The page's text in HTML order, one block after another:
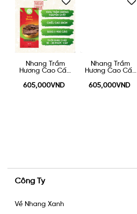
Nhang Trầm
Hương Cao Cấp
605,000VND
Nhang Trầm
Hương Cao Cấp
605,000VND
Công Ty
Về Nhang Xanh